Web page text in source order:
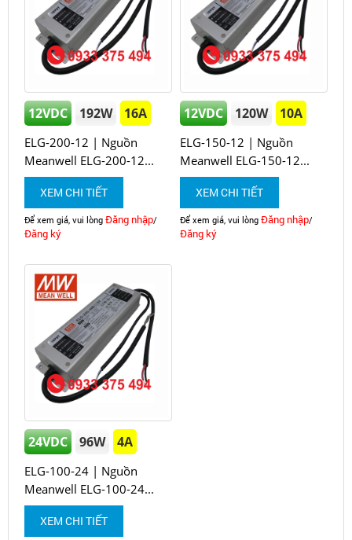
12VDC 192W 16A
ELG-200-12 | Nguồn
Meanwell ELG-200-12...
XEM CHI TIẾT
Để xem giá, vui lòng Đăng nhập/
Đăng ký
12VDC 120W 10A
ELG-150-12 | Nguồn
Meanwell ELG-150-12...
XEM CHI TIẾT
Để xem giá, vui lòng Đăng nhập/
Đăng ký
24VDC 96W 4A
ELG-100-24 | Nguồn
Meanwell ELG-100-24...
XEM CHI TIẾT